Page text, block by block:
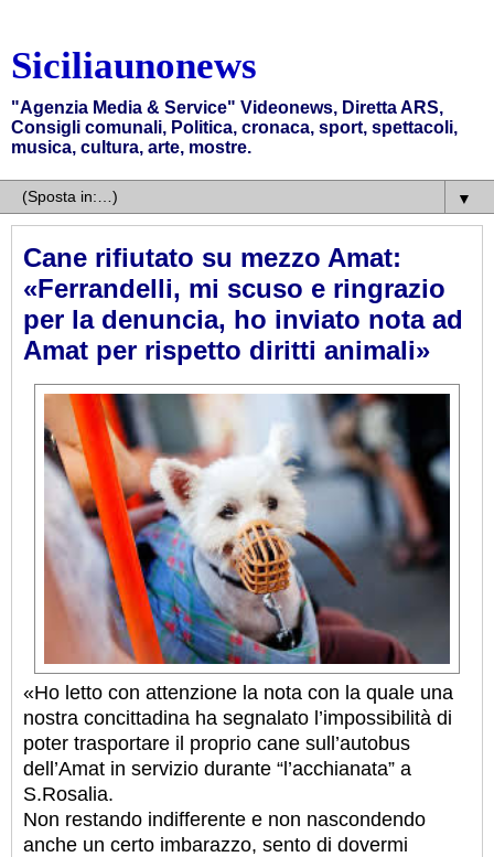
Siciliaunonews
"Agenzia Media & Service" Videonews, Diretta ARS,
Consigli comunali, Politica, cronaca, sport, spettacoli,
musica, cultura, arte, mostre.
▼
Cane rifiutato su mezzo Amat:
«Ferrandelli, mi scuso e ringrazio
per la denuncia, ho inviato nota ad
Amat per rispetto diritti animali»
«Ho letto con attenzione la nota con la quale una
nostra concittadina ha segnalato l’impossibilità di
poter trasportare il proprio cane sull’autobus
dell’Amat in servizio durante “l’acchianata” a
S.Rosalia.
Non restando indifferente e non nascondendo
anche un certo imbarazzo, sento di dovermi